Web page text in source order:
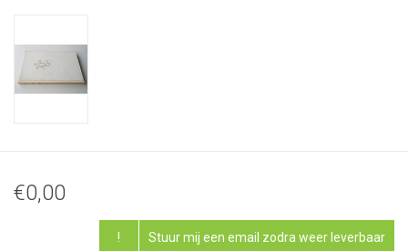
€0,00
! Stuur mij een email zodra weer leverbaar